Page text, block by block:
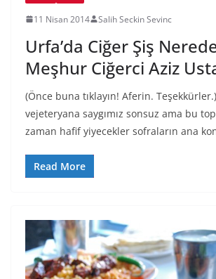
11 Nisan 2014 Salih Seckin Sevinc
Urfa’da Ciğer Şiş
Meşhur Ciğerci Aziz
(Önce buna tıklayın! Aferin.
vejeteryana saygımız sonsuz ama bu
zaman hafif yiyecekler sofraların ana
Read More